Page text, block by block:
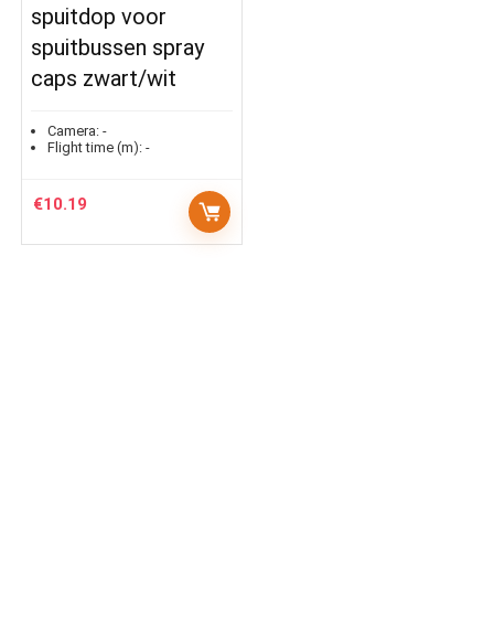
spuitdop voor
spuitbussen spray
caps zwart/wit
Camera: -
Flight time (m): -
€10.19